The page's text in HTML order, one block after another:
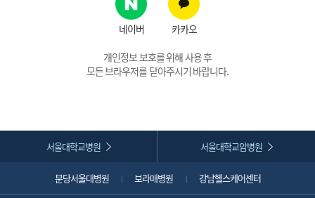
네이버
카카오
개인정보 보호를 위해 사용 후
모든 브라우저를 닫아주시기 바랍니다.
서울대학교병원 서울대학교암병원
분당서울대병원 보라매병원 강남헬스케어센터